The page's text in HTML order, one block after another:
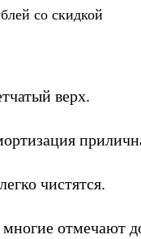
со скидкой
верх.
чистятся.
отмечают